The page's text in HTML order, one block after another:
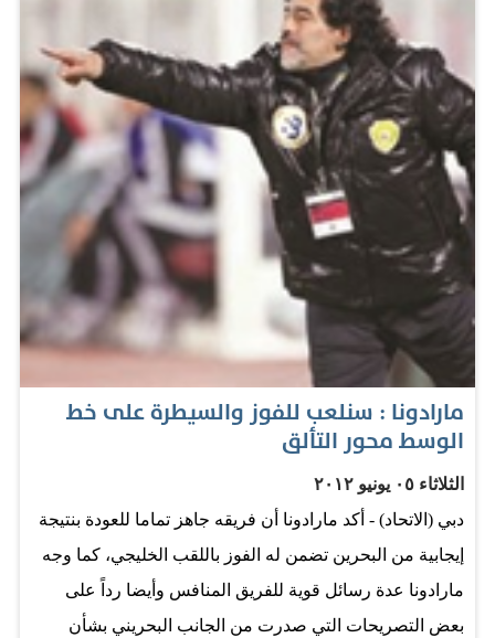
يفقد بعضا من وزنه الذي جعله واحدا من السيارات الأيقونية
للشركة ، أما كرايسلر 200 المعادة التصميم ، فستكون أيضا
أكثر أيروديناميكية ـ، إلا أن رالف أكد أن الأمر سيتطلب بضعة
سنوات قبل ظهورها للنور المصدر: MSN CARS
مارادونا : سنلعب للفوز والسيطرة على خط
الوسط محور التألق
الثلاثاء ٠٥ يونيو ٢٠١٢
دبي (الاتحاد) - أكد مارادونا أن فريقه جاهز تماما للعودة بنتيجة
إيجابية من البحرين تضمن له الفوز باللقب الخليجي، كما وجه
مارادونا عدة رسائل قوية للفريق المنافس وأيضا رداً على
بعض التصريحات التي صدرت من الجانب البحريني بشأن